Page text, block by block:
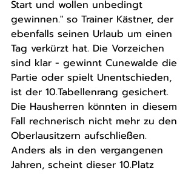
Start und wollen unbedingt
gewinnen." so Trainer Kästner, der
ebenfalls seinen Urlaub um einen
Tag verkürzt hat. Die Vorzeichen
sind klar - gewinnt Cunewalde die
Partie oder spielt Unentschieden,
ist der 10.Tabellenrang gesichert.
Die Hausherren könnten in diesem
Fall rechnerisch nicht mehr zu den
Oberlausitzern aufschließen.
Anders als in den vergangenen
Jahren, scheint dieser 10.Platz